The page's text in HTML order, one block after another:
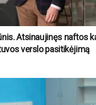
Atsinaujinęs naftos
verslo pasitikėjimą